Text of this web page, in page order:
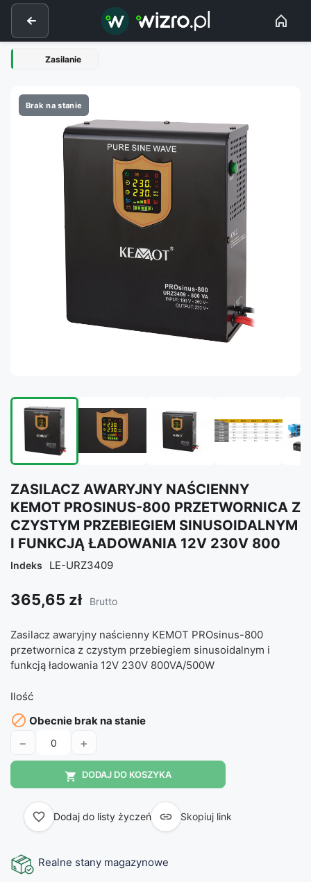
Zasilanie
Brak na stanie
ZASILACZ AWARYJNY NAŚCIENNY
KEMOT PROSINUS-800 PRZETWORNICA Z
CZYSTYM PRZEBIEGIEM SINUSOIDALNYM
I FUNKCJĄ ŁADOWANIA 12V 230V 800
Indeks LE-URZ3409
365,65 zł Brutto
Zasilacz awaryjny naścienny KEMOT PROsinus-800
przetwornica z czystym przebiegiem sinusoidalnym i
funkcją ładowania 12V 230V 800VA/500W
Ilość
 Obecnie brak na stanie
− +
 DODAJ DO KOSZYKA
favorite_border Dodaj do listy życzeń  Skopiuj link
Realne stany magazynowe